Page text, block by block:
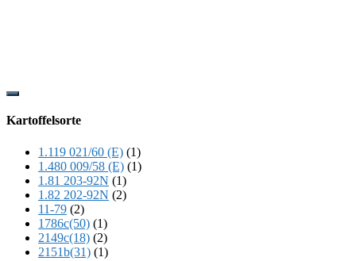
Show
Content
Kartoffelsorte
1.119 021/60 (E) (1)
1.480 009/58 (E) (1)
1.81 203-92N (1)
1.82 202-92N (2)
11-79 (2)
1786c(50) (1)
2149c(18) (2)
2151b(31) (1)